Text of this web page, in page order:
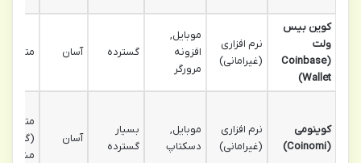
کوین بیس
ولت
(Coinbase
Wallet)
نرم افزاری
(غیرامانی)
موبایل,
افزونه
مرورگر
گسترده آسان متوسط
کوینومی
(Coinomi)
نرم افزاری
(غیرامانی)
موبایل,
دسکتاپ
بسیار
گسترده
آسان
متوسط
(گزارش